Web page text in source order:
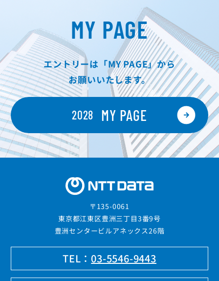
MY PAGE
エントリーは「MY PAGE」から
お願いいたします。
2028 MY PAGE
〒135-0061
東京都江東区豊洲三丁目3番9号
豊洲センタービルアネックス26階
TEL： 03-5546-9443